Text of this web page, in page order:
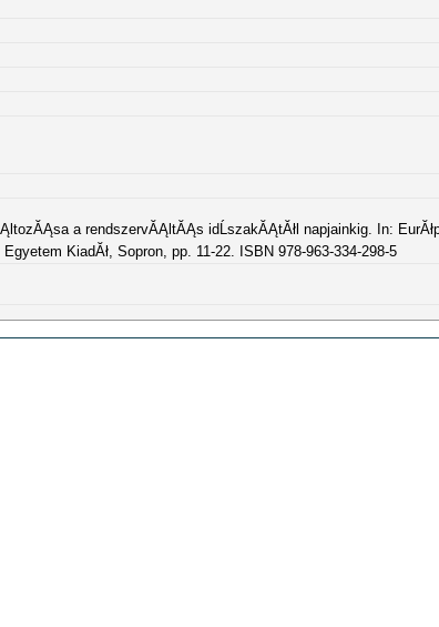
a rendszervĂĄltĂĄs idĹszakĂĄtĂłl napjainkig. In:
KiadĂł, Sopron, pp. 11-22. ISBN 978-963-334-298-5